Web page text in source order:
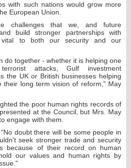
with such nations would grow more
European Union.
challenges that we, and future
build stronger partnerships with
to both our security and our
do together - whether it is helping one
attacks, Gulf investment
the UK or British businesses helping
their long term vision of reform," May
the poor human rights records of
at the Council, but Mrs. May
engage with them.
doubt there will be some people in
seek stronger trade and security
because of their record on human
our values and human rights by